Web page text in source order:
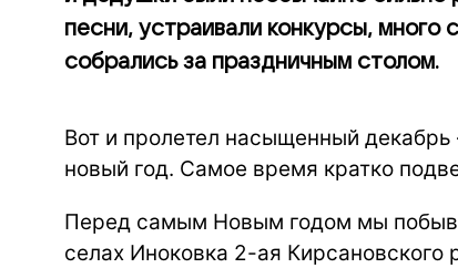
песни, устраивали конкурсы, много
собрались за праздничным столом.
Вот и пролетел насыщенный декабрь
новый год. Самое время кратко
Перед самым Новым годом мы
селах Иноковка 2-ая